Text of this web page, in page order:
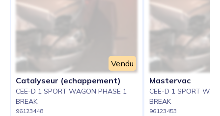
Vendu
Catalyseur (echappement)
CEE-D 1 SPORT WAGON PHASE 1
BREAK
96123448
Mastervac
CEE-D 1 SPORT
BREAK
96123453